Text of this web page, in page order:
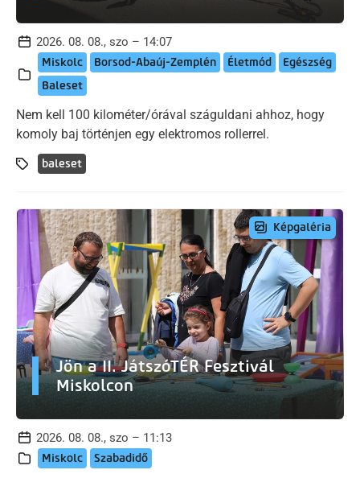
2026. 08. 08., szo – 14:07
Miskolc Borsod-Abaúj-Zemplén Életmód
Egészség
Baleset
Nem kell 100 kilométer/órával száguldani ahhoz, hogy
komoly baj történjen egy elektromos rollerrel.
baleset
Képgaléria
Jön a II. JátszóTÉR Fesztivál
Miskolcon
2026. 08. 08., szo – 11:13
Miskolc Szabadidő